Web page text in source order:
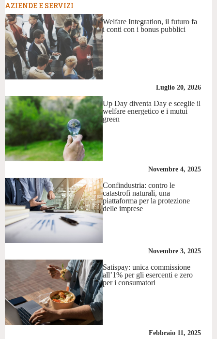
AZIENDE E SERVIZI
Welfare Integration, il futuro fa
i conti con i bonus pubblici
Luglio 20, 2026
Up Day diventa Day e sceglie il
welfare energetico e i mutui
green
Novembre 4, 2025
Confindustria: contro le
catastrofi naturali, una
piattaforma per la protezione
delle imprese
Novembre 3, 2025
Satispay: unica commissione
all’1% per gli esercenti e zero
per i consumatori
Febbraio 11, 2025